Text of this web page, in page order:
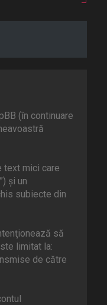
(în continuare
text mici care
şi un
subiecte din
să
limitat la:
de către